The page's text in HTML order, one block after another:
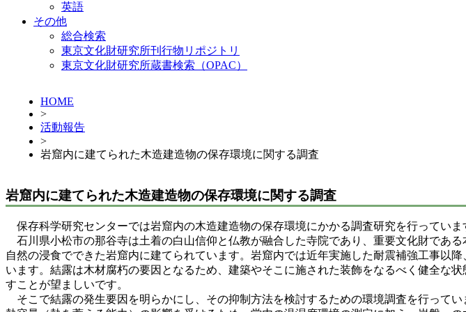
英語
その他
総合検索
東京文化財研究所刊行物リポジトリ
東京文化財研究所蔵書検索（OPAC）
HOME
>
活動報告
>
岩窟内に建てられた木造建造物の保存環境に関する調査
岩窟内に建てられた木造建造物の保存環境に関する調査
保存科学研究センターでは岩窟内の木造建造物の保存環境にかかる調査研究を行っていま
石川県小松市の那谷寺は土着の白山信仰と仏教が融合した寺院であり、重要文化財である
自然の浸食でできた岩窟内に建てられています。岩窟内では近年実施した耐震補強工事以
います。結露は木材腐朽の要因となるため、建築やそこに施された装飾をなるべく健全な
すことが望ましいです。
そこで結露の発生要因を明らかにし、その抑制方法を検討するための環境調査を行って